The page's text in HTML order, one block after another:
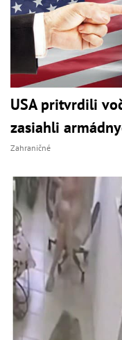
USA pritvrdili
zasiahli
Zahraničné